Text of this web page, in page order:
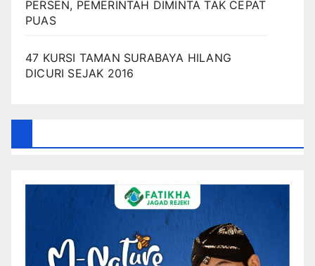
PERSEN, PEMERINTAH DIMINTA TAK CEPAT
PUAS
47 KURSI TAMAN SURABAYA HILANG
DICURI SEJAK 2016